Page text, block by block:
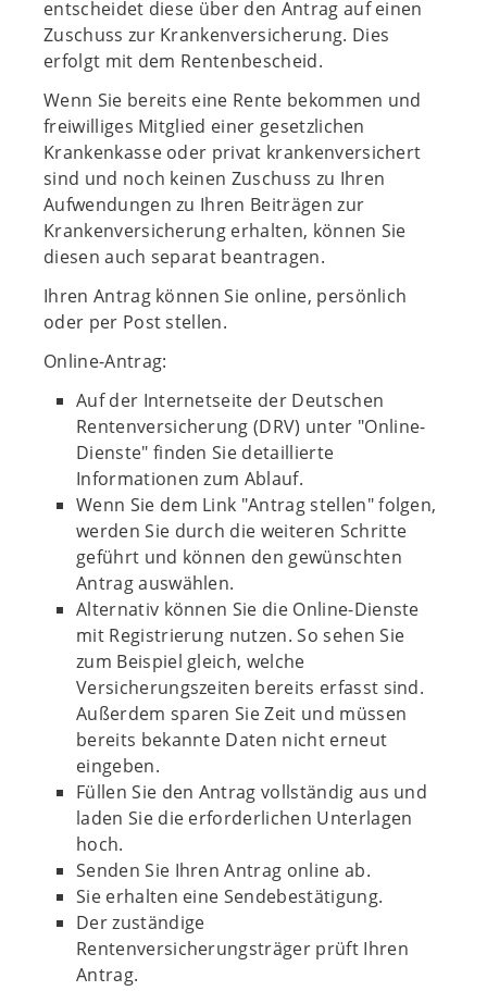
entscheidet diese über den Antrag auf einen
Zuschuss zur Krankenversicherung. Dies
erfolgt mit dem Rentenbescheid.
Wenn Sie bereits eine Rente bekommen und
freiwilliges Mitglied einer gesetzlichen
Krankenkasse oder privat krankenversichert
sind und noch keinen Zuschuss zu Ihren
Aufwendungen zu Ihren Beiträgen zur
Krankenversicherung erhalten, können Sie
diesen auch separat beantragen.
Ihren Antrag können Sie online, persönlich
oder per Post stellen.
Online-Antrag:
Auf der Internetseite der Deutschen
Rentenversicherung (DRV) unter "Online-
Dienste" finden Sie detaillierte
Informationen zum Ablauf.
Wenn Sie dem Link "Antrag stellen" folgen,
werden Sie durch die weiteren Schritte
geführt und können den gewünschten
Antrag auswählen.
Alternativ können Sie die Online-Dienste
mit Registrierung nutzen. So sehen Sie
zum Beispiel gleich, welche
Versicherungszeiten bereits erfasst sind.
Außerdem sparen Sie Zeit und müssen
bereits bekannte Daten nicht erneut
eingeben.
Füllen Sie den Antrag vollständig aus und
laden Sie die erforderlichen Unterlagen
hoch.
Senden Sie Ihren Antrag online ab.
Sie erhalten eine Sendebestätigung.
Der zuständige
Rentenversicherungsträger prüft Ihren
Antrag.